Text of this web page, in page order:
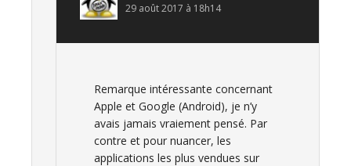
29 août 2017 à 18h14
Remarque intéressante concernant
Apple et Google (Android), je n’y
avais jamais vraiement pensé. Par
contre et pour nuancer, les
applications les plus vendues sur